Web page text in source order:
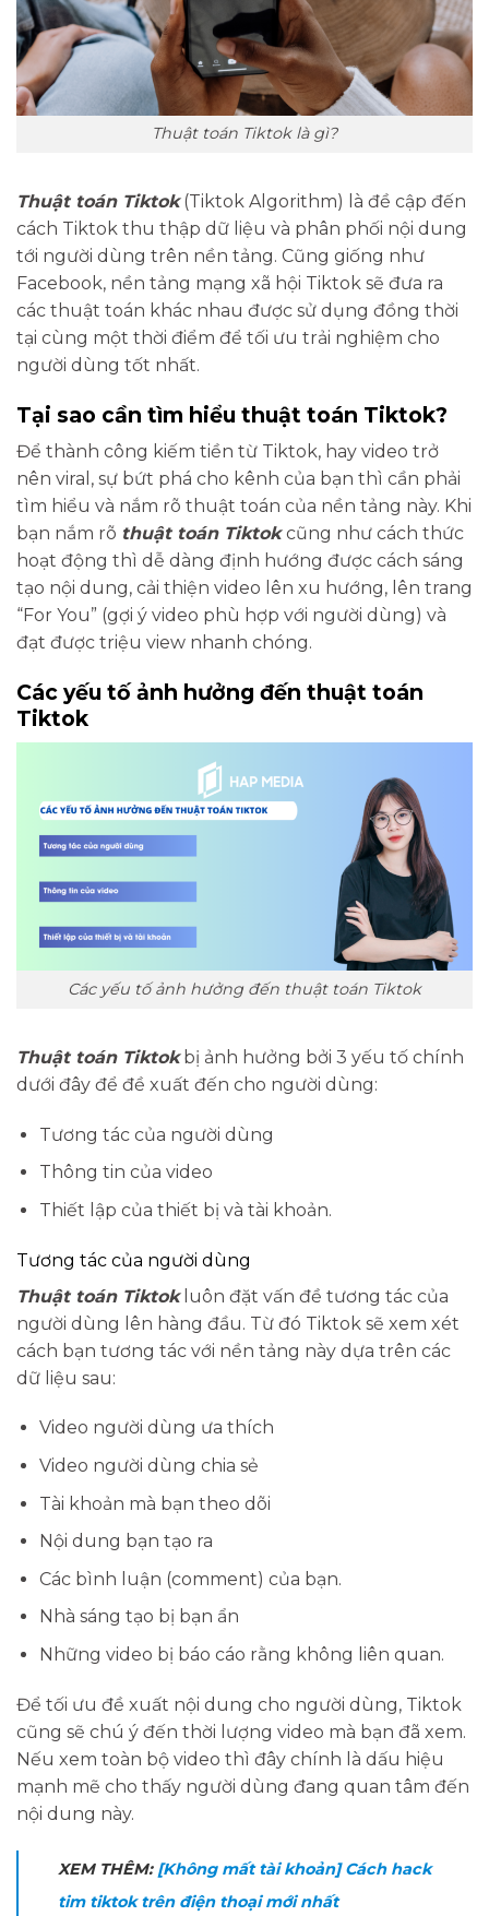
Thuật toán Tiktok là gì?
Thuật toán Tiktok(Tiktok Algorithm) là đề cập đến
cách Tiktok thu thập dữ liệu và phân phối nội dung
tới người dùng trên nền tảng. Cũng giống như
Facebook, nền tảng mạng xã hội Tiktok sẽ đưa ra
các thuật toán khác nhau được sử dụng đồng thời
tại cùng một thời điểm để tối ưu trải nghiệm cho
người dùng tốt nhất.
Tại sao cần tìm hiểu thuật toán Tiktok?
Để thành công kiếm tiền từ Tiktok, hay video trở
nên viral, sự bứt phá cho kênh của bạn thì cần phải
tìm hiểu và nắm rõ thuật toán của nền tảng này. Khi
bạn nắm rõ thuật toán Tiktokcũng như cách thức
hoạt động thì dễ dàng định hướng được cách sáng
tạo nội dung, cải thiện video lên xu hướng, lên trang
“For You” (gợi ý video phù hợp với người dùng) và
đạt được triệu view nhanh chóng.
Các yếu tố ảnh hưởng đến thuật toán
Tiktok
Các yếu tố ảnh hưởng đến thuật toán Tiktok
Thuật toán Tiktokbị ảnh hưởng bởi 3 yếu tố chính
dưới đây để đề xuất đến cho người dùng:
Tương tác của người dùng
Thông tin của video
Thiết lập của thiết bị và tài khoản.
Tương tác của người dùng
Thuật toán Tiktokluôn đặt vấn đề tương tác của
người dùng lên hàng đầu. Từ đó Tiktok sẽ xem xét
cách bạn tương tác với nền tảng này dựa trên các
dữ liệu sau:
Video người dùng ưa thích
Video người dùng chia sẻ
Tài khoản mà bạn theo dõi
Nội dung bạn tạo ra
Các bình luận (comment) của bạn.
Nhà sáng tạo bị bạn ẩn
Những video bị báo cáo rằng không liên quan.
Để tối ưu đề xuất nội dung cho người dùng, Tiktok
cũng sẽ chú ý đến thời lượng video mà bạn đã xem.
Nếu xem toàn bộ video thì đây chính là dấu hiệu
mạnh mẽ cho thấy người dùng đang quan tâm đến
nội dung này.
XEM THÊM: [Không mất tài khoản] Cách hack
tim tiktok trên điện thoại mới nhất